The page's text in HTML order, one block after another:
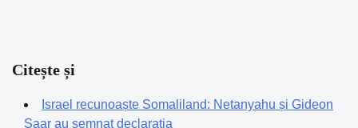
Citește și
Israel recunoaște Somaliland: Netanyahu și Gideon
Saar au semnat declarația